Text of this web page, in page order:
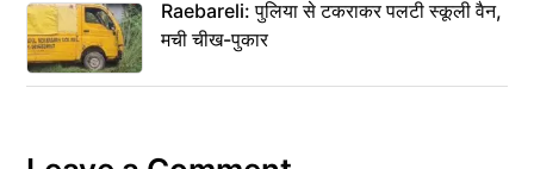
Raebareli: पुलिया से टकराकर पलटी स्कूली वैन,
मची चीख-पुकार